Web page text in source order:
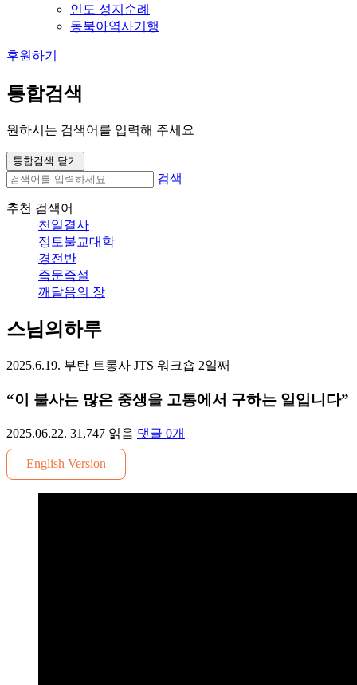
인도 성지순례
동북아역사기행
후원하기
통합검색
원하시는 검색어를 입력해 주세요
통합검색 닫기
검색
추천 검색어
천일결사
정토불교대학
경전반
즉문즉설
깨달음의 장
스님의하루
2025.6.19. 부탄 트롱사 JTS 워크숍 2일째
“이 불사는 많은 중생을 고통에서 구하는 일입니다”
2025.06.22. 31,747 읽음 댓글 0개
English Version